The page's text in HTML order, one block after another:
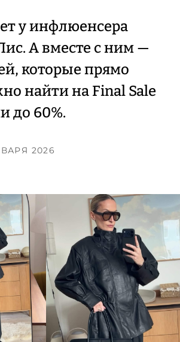
у инфлюенсера
А вместе с ним —
которые прямо
найти на Final Sale
до 60%.
2026